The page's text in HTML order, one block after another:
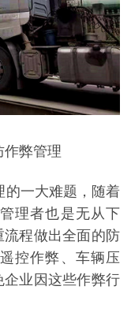
弊管理
一大难题，随着
理者也是无从下
程做出全面的防
控作弊、车辆压
业因这些作弊行